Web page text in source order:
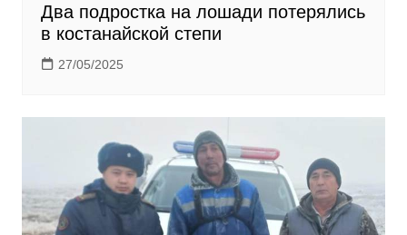
Два подростка на лошади потерялись
в костанайской степи
27/05/2025